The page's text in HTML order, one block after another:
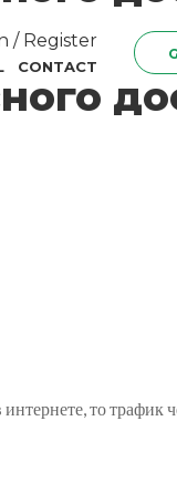
/ Register
CONTACT
то трафик